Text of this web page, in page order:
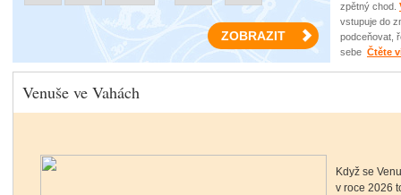
zpětný chod.
vstupuje do
podceňovat,
sebe Čtěte
Venuše ve Vahách
Když se
v roce 2026